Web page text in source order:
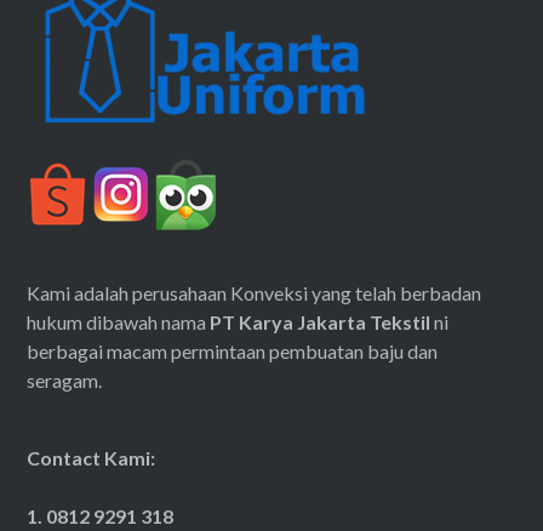
Kami adalah perusahaan Konveksi yang telah berbadan
hukum dibawah nama PT Karya Jakarta Tekstilni
berbagai macam permintaan pembuatan baju dan
seragam.
Contact Kami:
1. 0812 9291 318